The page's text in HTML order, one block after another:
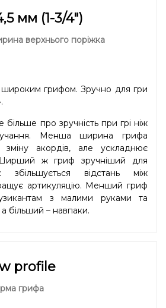
мм (1-3/4″)
верхнього поріжка
широким грифом. Зручно для гри
про зручність при грі ніж
Менша ширина грифа
акордів, але ускладнює
ж гриф зручніший для
збільшується відстань між
артикуляцію. Менший гриф
з малими руками та
більший – навпаки.
profile
грифа